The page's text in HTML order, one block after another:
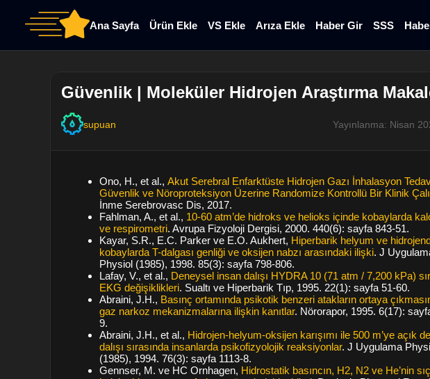
Ana Sayfa Ürün Ekle VS Ekle Arıza Ekle Haber Gir SSS
Güvenlik | Moleküler Hidrojen Araştırma
supuan Yayınlanma: Nisan
Ono, H., et al., Akut Serebral Enfarktüste Hidrojen Gazı İnhalasyon
Güvenlik ve Nöroproteksiyon Üzerine Randomize Kontrollü Bir Klinik
İnme Serebrovasc Dis, 2017.
Fahlman, A., et al., 10-60 atm’de hidroks ve helioks içinde kobaylarda
ve respirometri. Avrupa Fizyoloji Dergisi, 2000. 440(6): sayfa 843-51.
Kayar, S.R., E.C. Parker ve E.O. Aukhert, Hiperbarik helyum ve
kobaylarda T-dalgası genliği ve oksijen nabzı arasındaki ilişki. J
Physiol (1985), 1998. 85(3): sayfa 798-806.
Lafay, V., et al., Deneysel insan dalışı HYDRA 10 (71 atm / 7,200 kPa)
EKG değişiklikleri. Sualtı ve Hiperbarik Tıp, 1995. 22(1): sayfa 51-60.
Abraini, J.H., Basınç ortamında psikotik benzeri atakların ortaya
gaz narkoz mekanizmalarına ilişkin kanıtlar. Nörorapor, 1995. 6(17):
9.
Abraini, J.H., et al., Hidrojen-helyum-oksijen karışımı ile 500 m’ye açık
dalışı sırasında insanlarda psikofizyolojik reaksiyonlar. J Uygulama
(1985), 1994. 76(3): sayfa 1113-8.
Gennser, M. ve HC Ornhagen, Hidrostatik basıncın, H2, N2 ve He’nin